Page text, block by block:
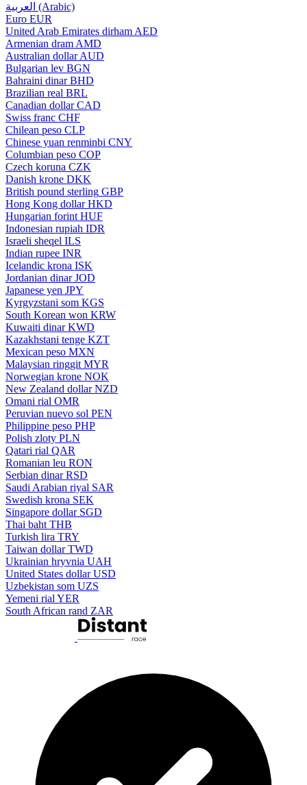
العربية (Arabic)
Euro EUR
United Arab Emirates dirham AED
Armenian dram AMD
Australian dollar AUD
Bulgarian lev BGN
Bahraini dinar BHD
Brazilian real BRL
Canadian dollar CAD
Swiss franc CHF
Chilean peso CLP
Chinese yuan renminbi CNY
Columbian peso COP
Czech koruna CZK
Danish krone DKK
British pound sterling GBP
Hong Kong dollar HKD
Hungarian forint HUF
Indonesian rupiah IDR
Israeli sheqel ILS
Indian rupee INR
Icelandic krona ISK
Jordanian dinar JOD
Japanese yen JPY
Kyrgyzstani som KGS
South Korean won KRW
Kuwaiti dinar KWD
Kazakhstani tenge KZT
Mexican peso MXN
Malaysian ringgit MYR
Norwegian krone NOK
New Zealand dollar NZD
Omani rial OMR
Peruvian nuevo sol PEN
Philippine peso PHP
Polish zloty PLN
Qatari rial QAR
Romanian leu RON
Serbian dinar RSD
Saudi Arabian riyal SAR
Swedish krona SEK
Singapore dollar SGD
Thai baht THB
Turkish lira TRY
Taiwan dollar TWD
Ukrainian hryvnia UAH
United States dollar USD
Uzbekistan som UZS
Yemeni rial YER
South African rand ZAR